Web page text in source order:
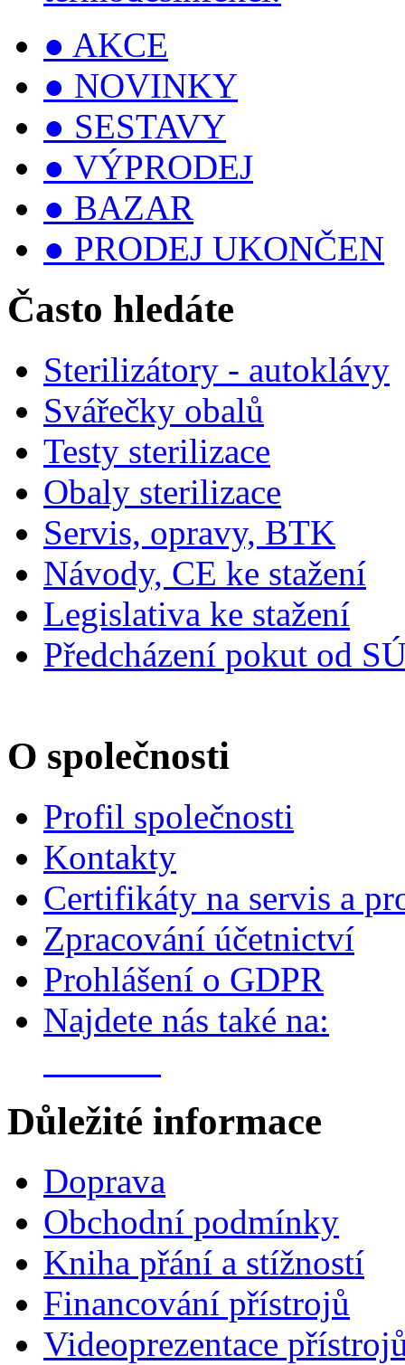
● AKCE
● NOVINKY
● SESTAVY
● VÝPRODEJ
● BAZAR
● PRODEJ UKONČEN
Často hledáte
Sterilizátory - autoklávy
Svářečky obalů
Testy sterilizace
Obaly sterilizace
Servis, opravy, BTK
Návody, CE ke stažení
Legislativa ke stažení
Předcházení pokut od
O společnosti
Profil společnosti
Kontakty
Certifikáty na servis a
Zpracování účetnictví
Prohlášení o GDPR
Najdete nás také na:
Důležité informace
Doprava
Obchodní podmínky
Kniha přání a stížností
Financování přístrojů
Videoprezentace